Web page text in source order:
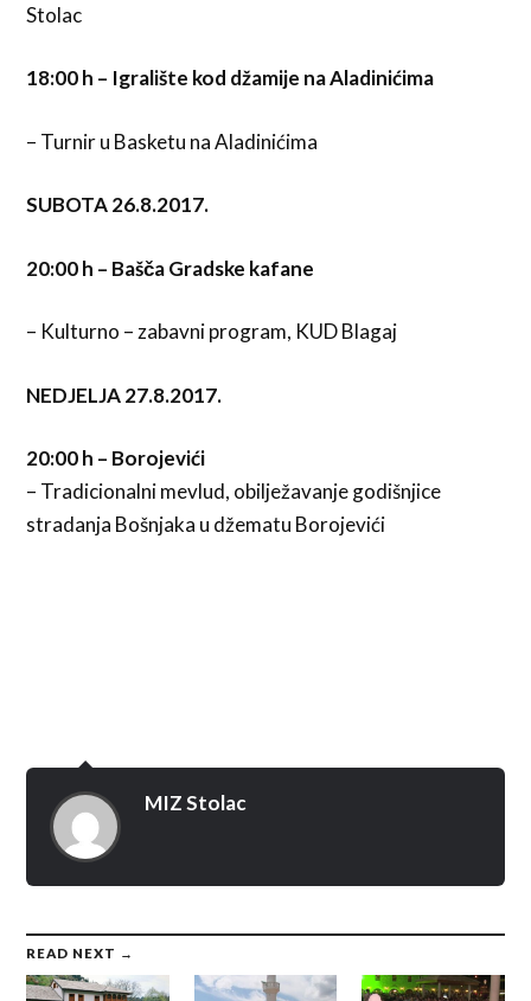
Stolac
18:00 h – Igralište kod džamije na Aladinićima
– Turnir u Basketu na Aladinićima
SUBOTA 26.8.2017.
20:00 h – Bašča Gradske kafane
– Kulturno – zabavni program, KUD Blagaj
NEDJELJA 27.8.2017.
20:00 h – Borojevići
– Tradicionalni mevlud, obilježavanje godišnjice
stradanja Bošnjaka u džematu Borojevići
MIZ Stolac
READ NEXT →